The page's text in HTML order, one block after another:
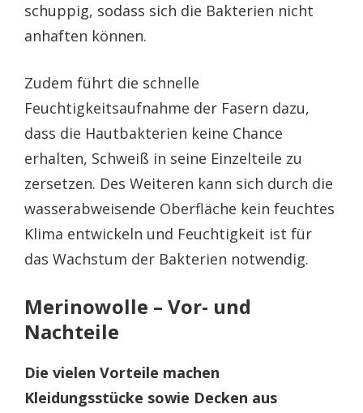
schuppig, sodass sich die Bakterien nicht
anhaften können.
Zudem führt die schnelle
Feuchtigkeitsaufnahme der Fasern dazu,
dass die Hautbakterien keine Chance
erhalten, Schweiß in seine Einzelteile zu
zersetzen. Des Weiteren kann sich durch die
wasserabweisende Oberfläche kein feuchtes
Klima entwickeln und Feuchtigkeit ist für
das Wachstum der Bakterien notwendig.
Merinowolle – Vor- und
Nachteile
Die vielen Vorteile machen
Kleidungsstücke sowie Decken aus